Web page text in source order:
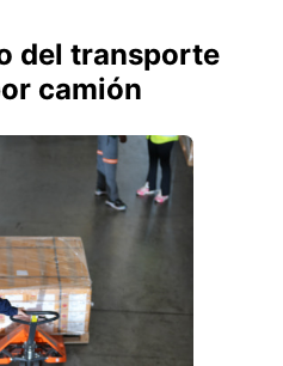
del transporte
camión